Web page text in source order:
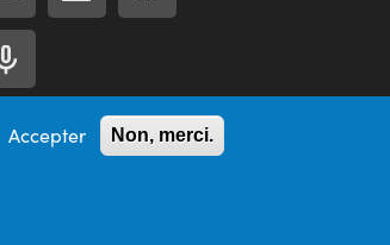
Accepter Non, merci.